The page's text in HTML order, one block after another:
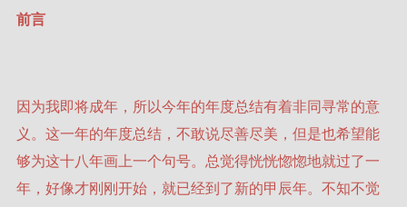
前言
因为我即将成年，所以今年的年度总结有着非同寻常的意
义。这一年的年度总结，不敢说尽善尽美，但是也希望能
够为这十八年画上一个句号。总觉得恍恍惚惚地就过了一
年，好像才刚刚开始，就已经到了新的甲辰年。不知不觉